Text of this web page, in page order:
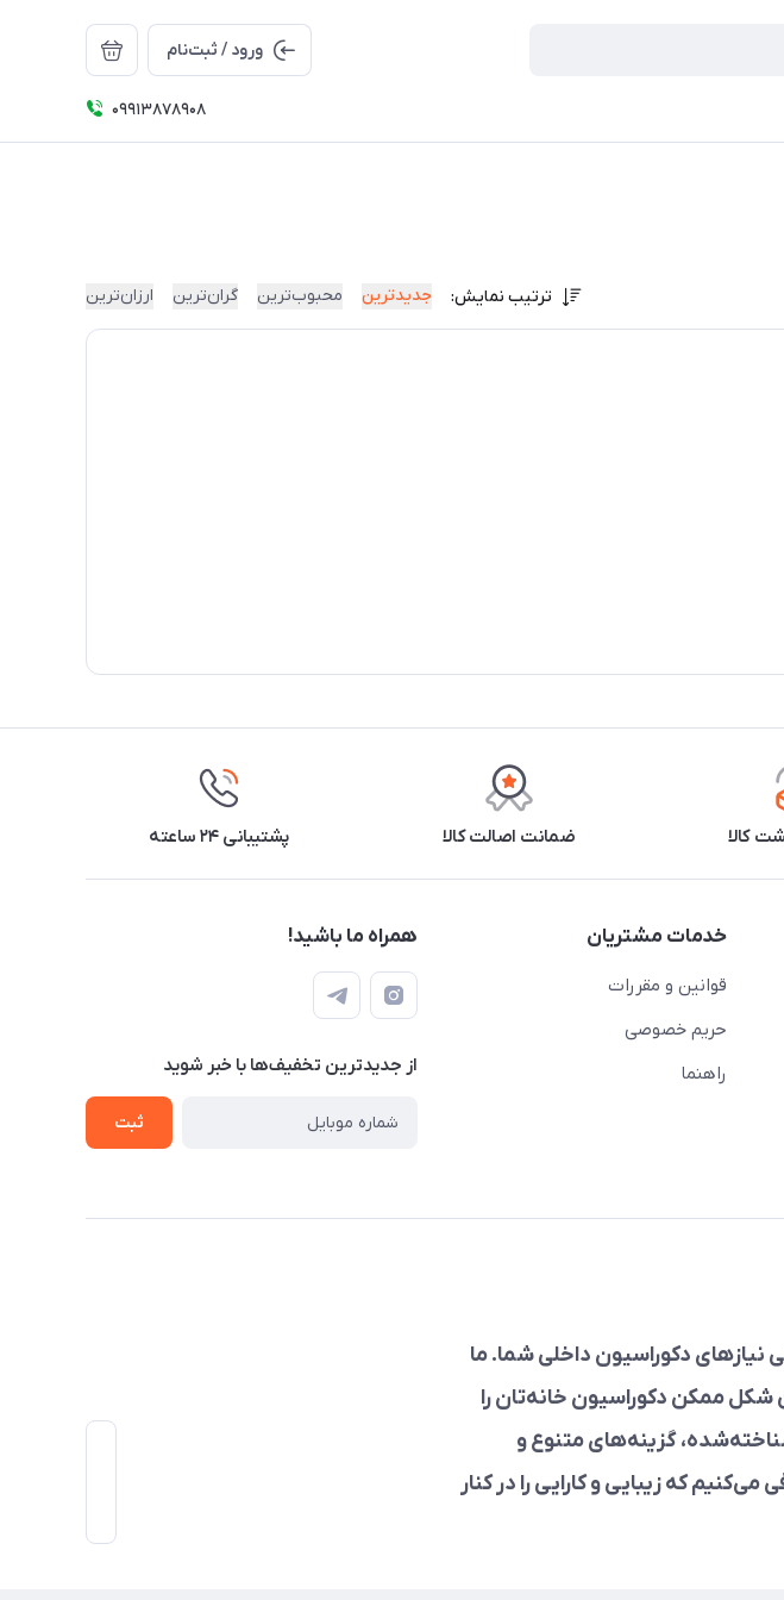
ورود / ثبت‌نام
09913878908
ترتیب نمایش: جدیدترین محبوب‌ترین گران‌ترین ارزان‌ترین
کالا ضمانت اصالت کالا پشتیبانی ۲۴ ساعته
خدمات مشتریان
قوانین و مقررات
حریم خصوصی
راهنما
همراه ما باشید!
از جدید‌ترین تخفیف‌ها با‌ خبر شوید
ثبت
دکوراسیون داخلی شما. ما
شکل ممکن دکوراسیون خانه‌تان را
گزینه‌های متنوع و
که زیبایی و کارایی را در کنار